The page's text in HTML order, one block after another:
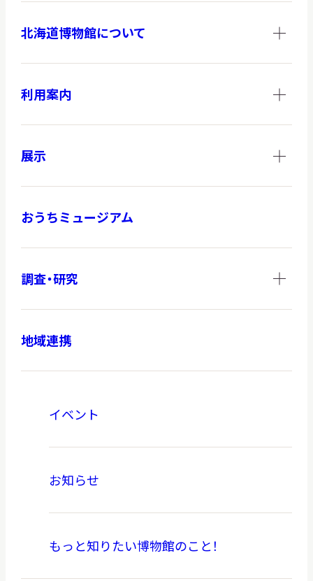
北海道博物館について
利用案内
展示
おうちミュージアム
調査・研究
地域連携
イベント
お知らせ
もっと知りたい博物館のこと！